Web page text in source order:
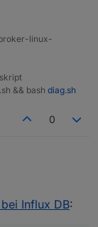
management
management
Telegraf
existing
a template
stack(s)
the
schema
installiert
linux-
&& bash diag.sh
0
Influx DB: